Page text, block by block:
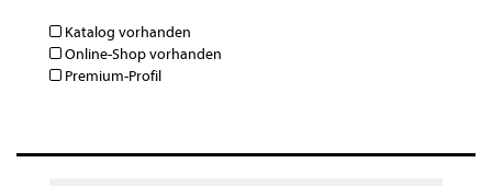
Katalog vorhanden
Online-Shop vorhanden
Premium-Profil